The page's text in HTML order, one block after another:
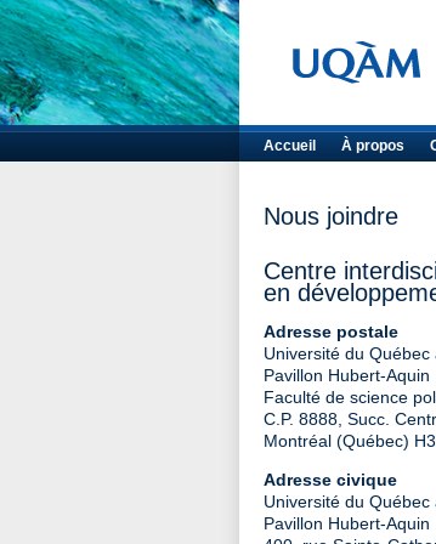
Accueil À propos
Nous joindre
Centre
en
Adresse postale
Université du Québec
Pavillon Hubert-Aquin
Faculté de science
C.P. 8888, Succ.
Montréal (Québec)
Adresse civique
Université du Québec
Pavillon Hubert-Aquin